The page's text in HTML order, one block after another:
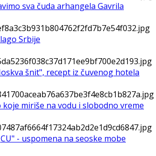
sva čuda arhangela Gavrila
Srbije
šnit", recept iz čuvenog hotela
koje miriše na vodu i slobodno vreme
- uspomena na seoske mobe